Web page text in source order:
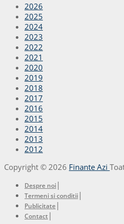
2026
2025
2024
2023
2022
2021
2020
2019
2018
2017
2016
2015
2014
2013
2012
Copyright © 2026 Finante Azi
Despre noi|
Termeni si conditii|
Publicitate|
Contact|